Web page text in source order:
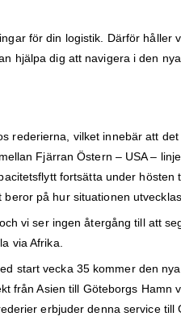
för din logistik. Därför
hjälpa dig att navigera i den
rederierna, vilket innebär att
Fjärran Östern – USA –
fortsätta under
på hur situationen utvecklas.
vi ser ingen återgång till att
via Afrika.
start vecka 35 kommer den
från Asien till Göteborgs
erbjuder denna service till